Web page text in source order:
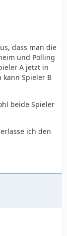
dass man die
und Polling
A jetzt in
Spieler B
beide Spieler
ich den